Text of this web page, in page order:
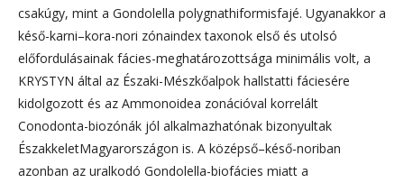
csakúgy, mint a Gondolella polygnathiformisfajé. Ugyanakkor a
késő-karni–kora-nori zónaindex taxonok első és utolsó
előfordulásainak fácies-meghatározottsága minimális volt, a
KRYSTYN által az Északi-Mészkőalpok hallstatti fáciesére
kidolgozott és az Ammonoidea zonációval korrelált
Conodonta-biozónák jól alkalmazhatónak bizonyultak
ÉszakkeletMagyarországon is. A középső–késő-noriban
azonban az uralkodó Gondolella-biofácies miatt a